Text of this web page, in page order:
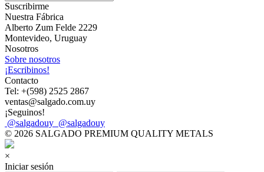
Suscribirme
Nuestra Fábrica
Alberto Zum Felde 2229
Montevideo, Uruguay
Nosotros
Sobre nosotros
¡Escribinos!
Contacto
Tel: +(598) 2525 2867
ventas@salgado.com.uy
¡Seguinos!
@salgadouy @salgadouy
© 2026 SALGADO PREMIUM QUALITY METALS
×
Iniciar sesión